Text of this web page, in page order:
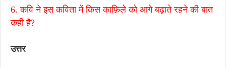
6. कवि ने इस कविता में किस काफ़िले को आगे बढ़ाते रहने की बात
कही है?
उत्तर